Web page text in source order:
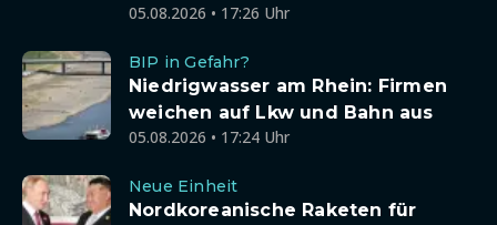
05.08.2026 • 17:26 Uhr
BIP in Gefahr?
Niedrigwasser am Rhein: Firmen
weichen auf Lkw und Bahn aus
05.08.2026 • 17:24 Uhr
Neue Einheit
Nordkoreanische Raketen für